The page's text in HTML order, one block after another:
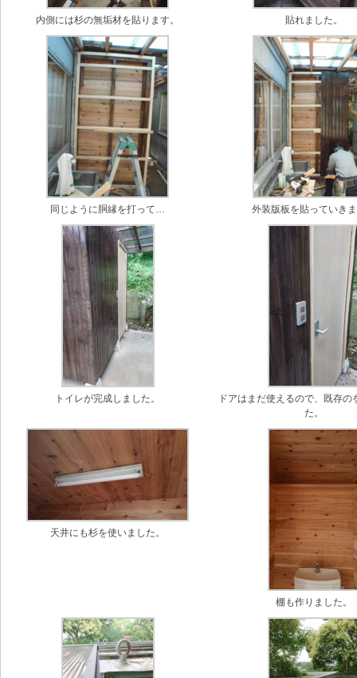
内側には杉の無垢材を貼ります。 貼れました。
同じように胴縁を打って… 外装版板を貼っていき
トイレが完成しました。
ドアはまだ使えるので、既存の
た。
天井にも杉を使いました。
棚も作りました。